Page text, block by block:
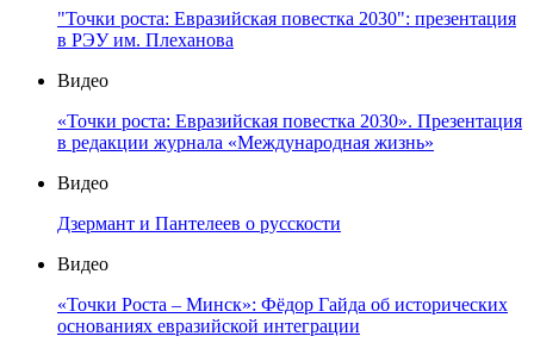
"Точки роста: Евразийская повестка 2030": презентация
в РЭУ им. Плеханова
Видео
«Точки роста: Евразийская повестка 2030». Презентация
в редакции журнала «Международная жизнь»
Видео
Дзермант и Пантелеев о русскости
Видео
«Точки Роста – Минск»: Фёдор Гайда об исторических
основаниях евразийской интеграции